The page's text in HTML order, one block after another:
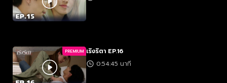
PREMIUM เริงริตา EP.16
0:54:45 นาที